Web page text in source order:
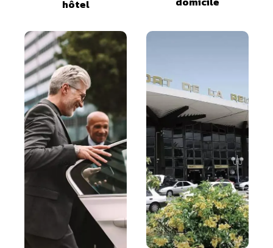
hôtel